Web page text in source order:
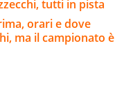
tutti in pista
orari e dove
ma il campionato è